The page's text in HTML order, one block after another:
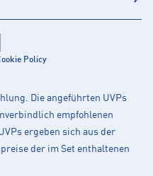
Policy
Die angeführten UVPs
empfohlenen
ergeben sich aus der
der im Set enthaltenen